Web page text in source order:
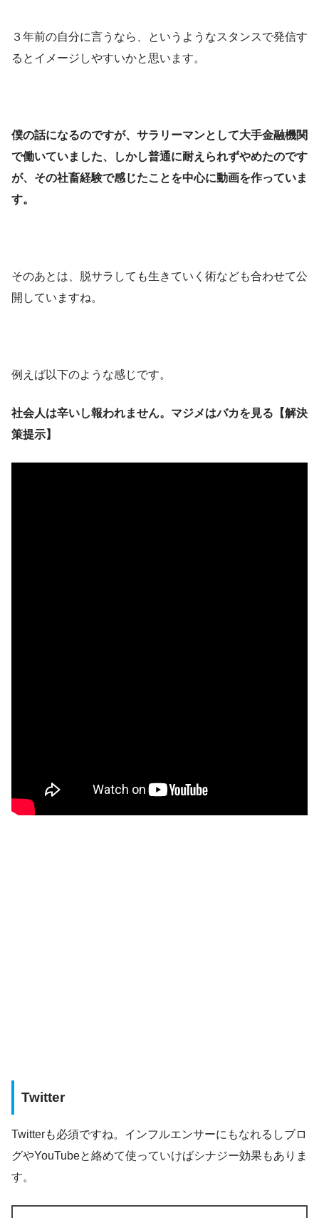
３年前の自分に言うなら、というようなスタンスで発信す
るとイメージしやすいかと思います。
僕の話になるのですが、サラリーマンとして大手金融機関
で働いていました、しかし普通に耐えられずやめたのです
が、その社畜経験で感じたことを中心に動画を作っていま
す。
そのあとは、脱サラしても生きていく術なども合わせて公
開していますね。
例えば以下のような感じです。
社会人は辛いし報われません。マジメはバカを見る【解決
策提示】
Twitter
Twitterも必須ですね。インフルエンサーにもなれるしブロ
グやYouTubeと絡めて使っていけばシナジー効果もありま
す。